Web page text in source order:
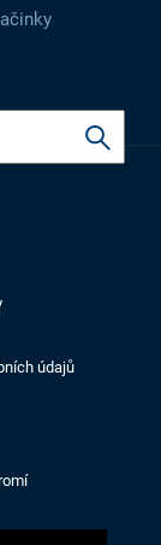
údajů